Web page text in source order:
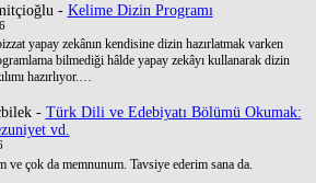
- Kelime Dizin Programı
yapay zekânın kendisine dizin hazırlatmak varken
bilmediği hâlde yapay zekâyı kullanarak dizin
hazırlıyor.…
- Türk Dili ve Edebiyatı Bölümü Okumak:
vd.
ve çok da memnunum. Tavsiye ederim sana da.